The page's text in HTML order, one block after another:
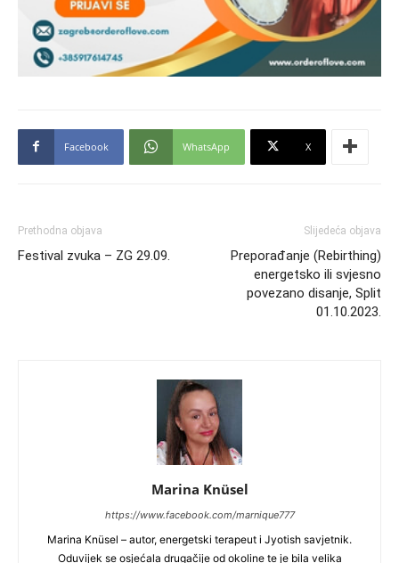
Facebook WhatsApp X
Prethodna objava
Festival zvuka – ZG 29.09.
Slijedeća objava
Preporađanje (Rebirthing)
energetsko ili svjesno
povezano disanje, Split
01.10.2023.
Marina Knüsel
https://www.facebook.com/marnique777
Marina Knüsel – autor, energetski terapeut i Jyotish savjetnik.
Oduvijek se osjećala drugačije od okoline te je bila velika